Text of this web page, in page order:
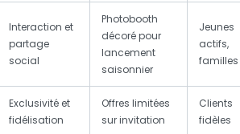
Interaction et
partage
social
Photobooth
décoré pour
lancement
saisonnier
Jeunes
actifs,
familles
Exclusivité et
fidélisation
Offres limitées
sur invitation
Clients
fidèles